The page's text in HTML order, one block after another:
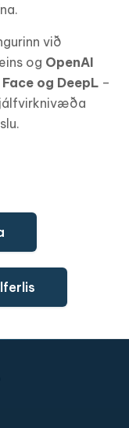
við
og OpenAI
og DeepL –